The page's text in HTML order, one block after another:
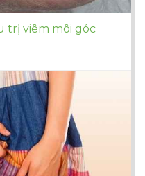
trị viêm môi góc